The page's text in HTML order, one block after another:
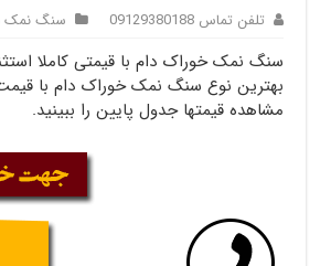
تلفن تماس 09129380188 سنگ نمک
سنگ نمک خوراک دام با قیمتی کاملا
بهترین نوع سنگ نمک خوراک دام با
مشاهده قیمتها جدول پایین را ببینید.